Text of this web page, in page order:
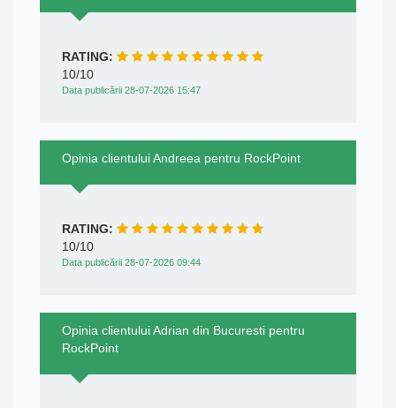
RATING:
10/10
Data publicării 28-07-2026 15:47
Opinia clientului Andreea pentru RockPoint
RATING:
10/10
Data publicării 28-07-2026 09:44
Opinia clientului Adrian din Bucuresti pentru
RockPoint